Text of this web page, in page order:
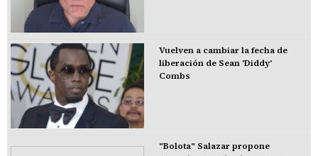
Vuelven a cambiar la fecha de
liberación de Sean 'Diddy'
Combs
"Bolota" Salazar propone